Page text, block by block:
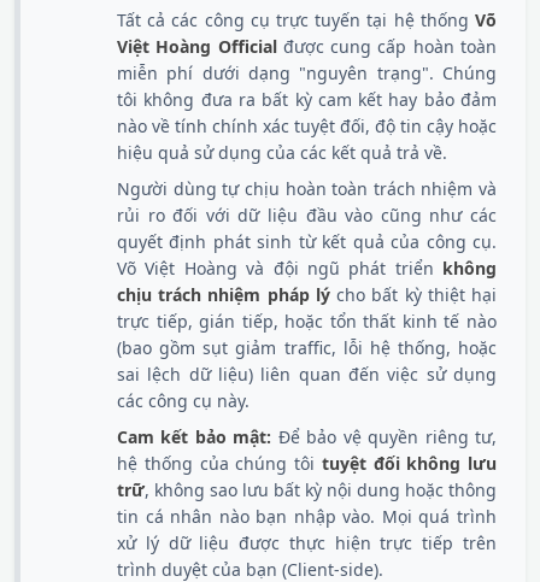
Tất cả các công cụ trực tuyến tại hệ thống Võ
Việt Hoàng Officialđược cung cấp hoàn toàn
miễn phí dưới dạng "nguyên trạng". Chúng
tôi không đưa ra bất kỳ cam kết hay bảo đảm
nào về tính chính xác tuyệt đối, độ tin cậy hoặc
hiệu quả sử dụng của các kết quả trả về.
Người dùng tự chịu hoàn toàn trách nhiệm và
rủi ro đối với dữ liệu đầu vào cũng như các
quyết định phát sinh từ kết quả của công cụ.
Võ Việt Hoàng và đội ngũ phát triển không
chịu trách nhiệm pháp lýcho bất kỳ thiệt hại
trực tiếp, gián tiếp, hoặc tổn thất kinh tế nào
(bao gồm sụt giảm traffic, lỗi hệ thống, hoặc
sai lệch dữ liệu) liên quan đến việc sử dụng
các công cụ này.
Cam kết bảo mật: Để bảo vệ quyền riêng tư,
hệ thống của chúng tôi tuyệt đối không lưu
trữ, không sao lưu bất kỳ nội dung hoặc thông
tin cá nhân nào bạn nhập vào. Mọi quá trình
xử lý dữ liệu được thực hiện trực tiếp trên
trình duyệt của bạn (Client-side).